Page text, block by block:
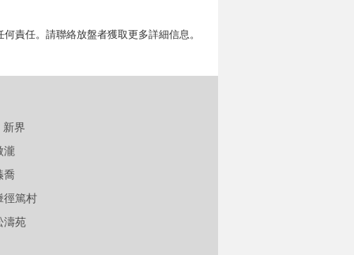
責任。請聯絡放盤者獲取更多詳細信息。
新界
瀧
喬
徑篤村
濤苑